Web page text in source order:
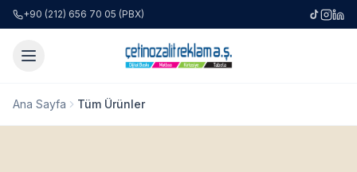
+90 (212) 656 70 05 (PBX)
Ana Sayfa Tüm Ürünler